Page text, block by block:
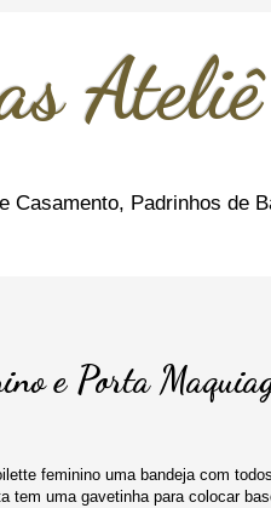
Ateliê
Casamento, Padrinhos de
e Porta
feminino uma bandeja com
tem uma gavetinha para colocar